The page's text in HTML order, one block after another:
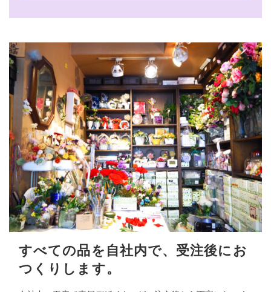
すべての品を自社内で、受注後にお
つくりします。